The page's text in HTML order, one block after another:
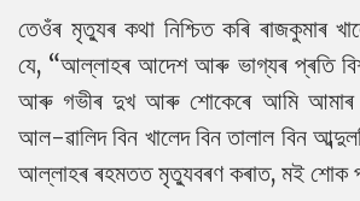
তেওঁৰ মৃত্যুৰ কথা নিশ্চিত কৰি ৰাজকুমাৰ
যে, “আল্লাহৰ আদেশ আৰু ভাগ্যৰ প্ৰতি
আৰু গভীৰ দুখ আৰু শোকেৰে আমি আমাৰ
আল-ৱালিদ বিন খালেদ বিন তালাল বিন
আল্লাহৰ ৰহমতত মৃত্যুবৰণ কৰাত, মই শোক